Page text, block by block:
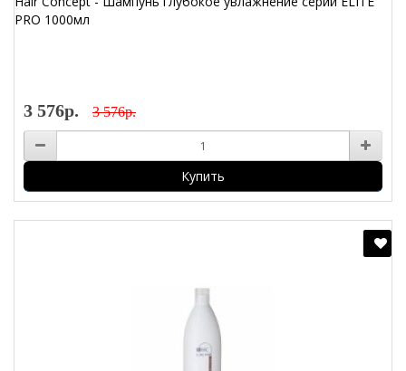
PRO 1000мл
3 576р. 3 576р.
Купить